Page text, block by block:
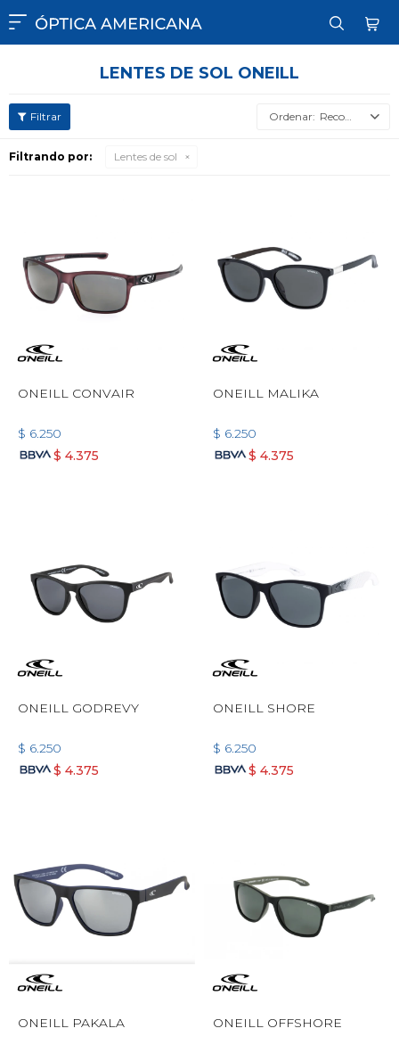

LENTES DE SOL ONEILL
Recomendados
Filtrando por: Lentes de sol
ONEILL CONVAIR
$ 6.250
$ 4.375
ONEILL MALIKA
$ 6.250
$ 4.375
ONEILL GODREVY
$ 6.250
$ 4.375
ONEILL SHORE
$ 6.250
$ 4.375
ONEILL PAKALA ONEILL OFFSHORE